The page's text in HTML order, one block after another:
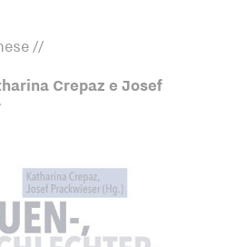
//
Crepaz e Josef